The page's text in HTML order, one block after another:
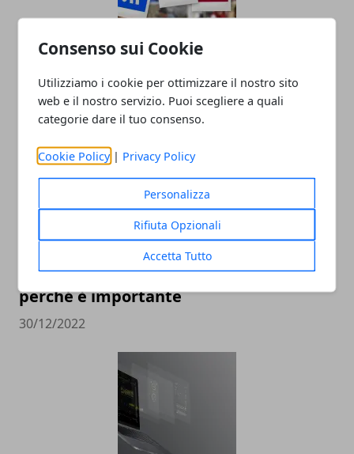
Consenso sui Cookie
Utilizziamo i cookie per ottimizzare il nostro sito
web e il nostro servizio. Puoi scegliere a quali
categorie dare il tuo consenso.
Cookie Policy | Privacy Policy
Personalizza
Rifiuta Opzionali
Accetta Tutto
Il Ruolo dell'Analisi Dati nel Social Media
Marketing
12/12/2024
Pubblicità sui social: come farla e
perché è importante
30/12/2022